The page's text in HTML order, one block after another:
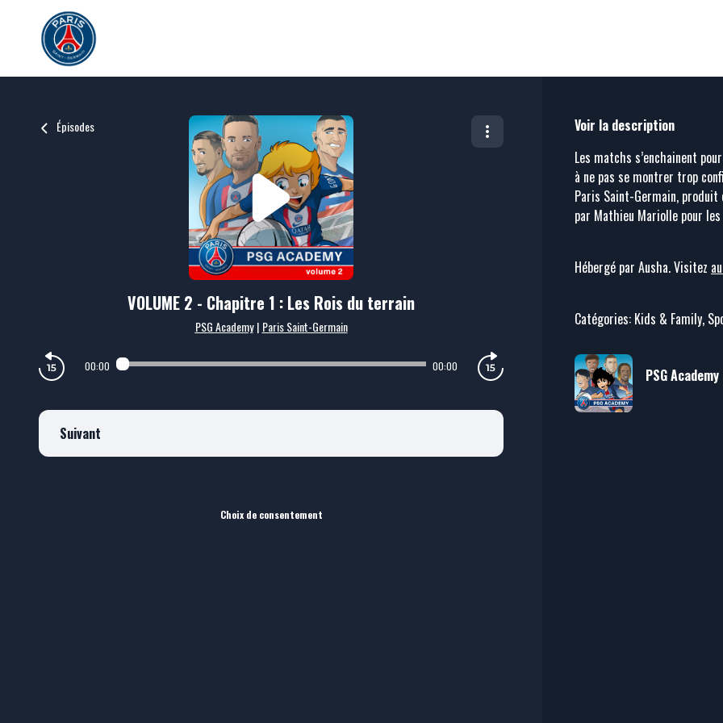
Épisodes
VOLUME 2 - Chapitre 1 : Les Rois du terrain
PSG Academy | Paris Saint-Germain
00:00 00:00
Suivant
Choix de consentement
Voir la description
Les matchs s’enchainent
à ne pas se montrer trop
Paris Saint-Germain, produit
par Mathieu Mariolle pour
Hébergé par Ausha. Visitez
Catégories: Kids & Family,
PSG Academy